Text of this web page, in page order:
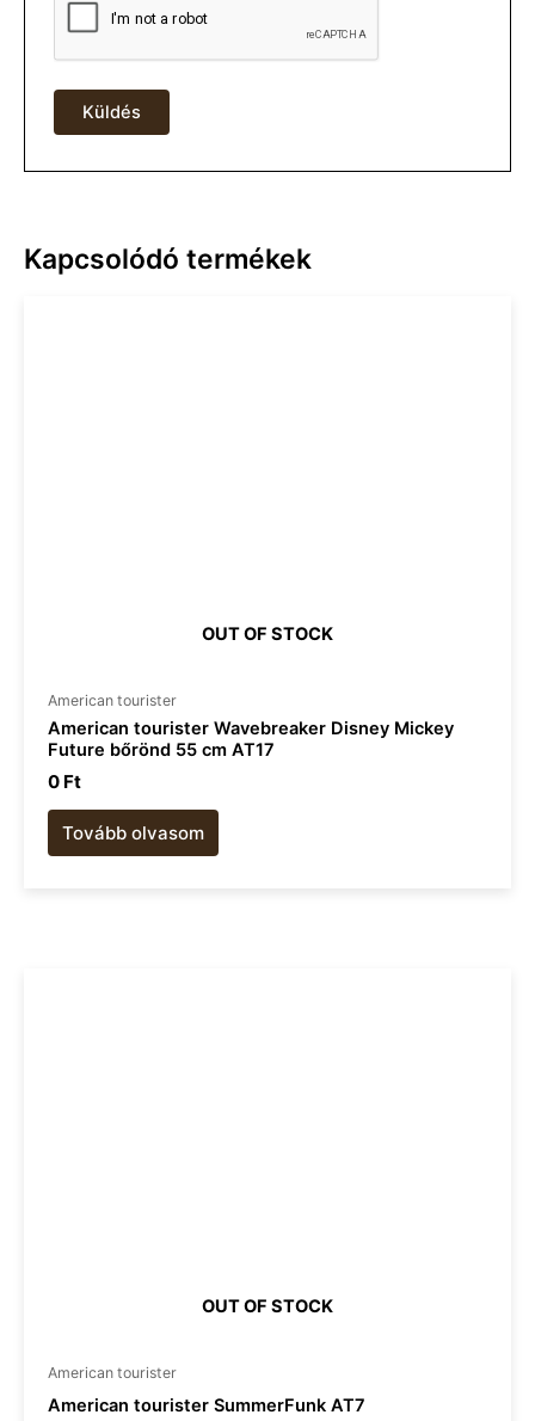
Kapcsolódó termékek
OUT OF STOCK
American tourister​
American tourister Wavebreaker Disney Mickey
Future bőrönd 55 cm AT17
0 Ft
Tovább olvasom
OUT OF STOCK
American tourister​
American tourister SummerFunk AT7